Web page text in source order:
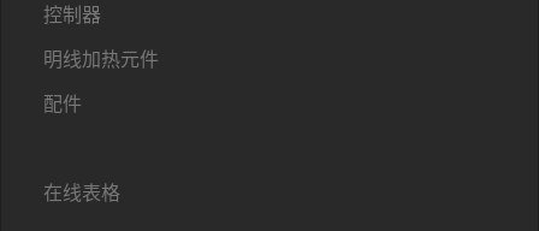
控制器
明线加热元件
配件
在线表格